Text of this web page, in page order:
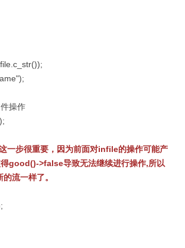
操作
步很重要，因为前面对infile的操作可能产
good()->false导致无法继续进行操作,所以
流一样了。